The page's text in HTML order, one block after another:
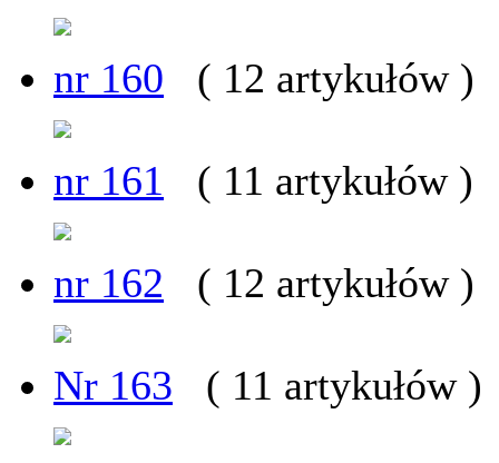
nr 160 ( 12 artykułów )
nr 161 ( 11 artykułów )
nr 162 ( 12 artykułów )
Nr 163 ( 11 artykułów )